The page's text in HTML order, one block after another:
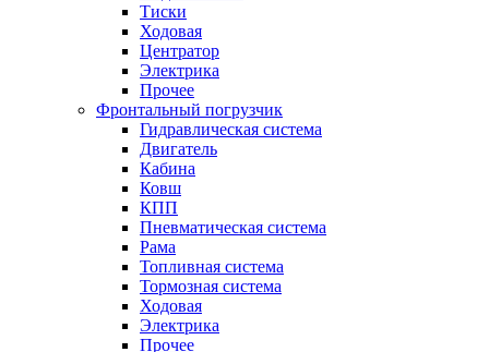
Тиски
Ходовая
Центратор
Электрика
Прочее
Фронтальный погрузчик
Гидравлическая система
Двигатель
Кабина
Ковш
КПП
Пневматическая система
Рама
Топливная система
Тормозная система
Ходовая
Электрика
Прочее